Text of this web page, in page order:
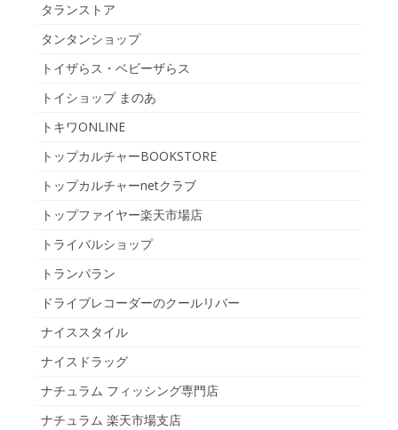
タランストア
タンタンショップ
トイザらス・ベビーザらス
トイショップ まのあ
トキワONLINE
トップカルチャーBOOKSTORE
トップカルチャーnetクラブ
トップファイヤー楽天市場店
トライバルショップ
トランパラン
ドライブレコーダーのクールリバー
ナイススタイル
ナイスドラッグ
ナチュラム フィッシング専門店
ナチュラム 楽天市場支店